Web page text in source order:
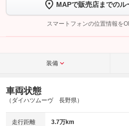
トーク画面で
ボタンをタップし
完了してください。
こちら
MAPで販売店までのル
スマートフォンの位置情報を
装備
車両状態
（ダイハツムーヴ 長野県）
走行距離 3.7万km